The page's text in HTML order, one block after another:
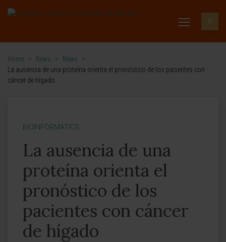
Home > News > News
>
La ausencia de una proteína orienta el pronóstico de los pacientes con
cáncer de hígado
BIOINFORMATICS
La ausencia de una
proteína orienta el
pronóstico de los
pacientes con cáncer
de hígado